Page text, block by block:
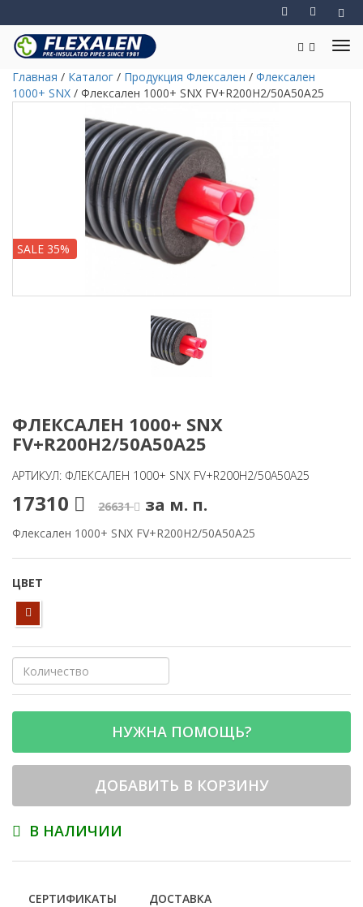
Главная / Каталог / Продукция Флексален / Флексален
1000+ SNX / Флексален 1000+ SNX FV+R200H2/50A50A25
SALE 35%
ФЛЕКСАЛЕН 1000+ SNX
FV+R200H2/50A50A25
АРТИКУЛ: ФЛЕКСАЛЕН 1000+ SNX FV+R200H2/50A50A25
17310 26631 за м. п.
Флексален 1000+ SNX FV+R200H2/50A50A25
ЦВЕТ
НУЖНА ПОМОЩЬ?
ДОБАВИТЬ В КОРЗИНУ
В НАЛИЧИИ
СЕРТИФИКАТЫ ДОСТАВКА